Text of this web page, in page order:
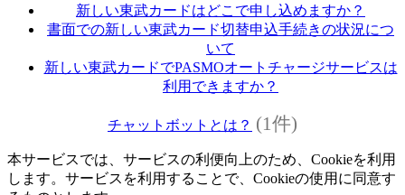
新しい東武カードはどこで申し込めますか？
書面での新しい東武カード切替申込手続きの状況につ
いて
新しい東武カードでPASMOオートチャージサービスは
利用できますか？
チャットボットとは？ (1件)
本サービスでは、サービスの利便向上のため、Cookieを利用
します。サービスを利用することで、Cookieの使用に同意す